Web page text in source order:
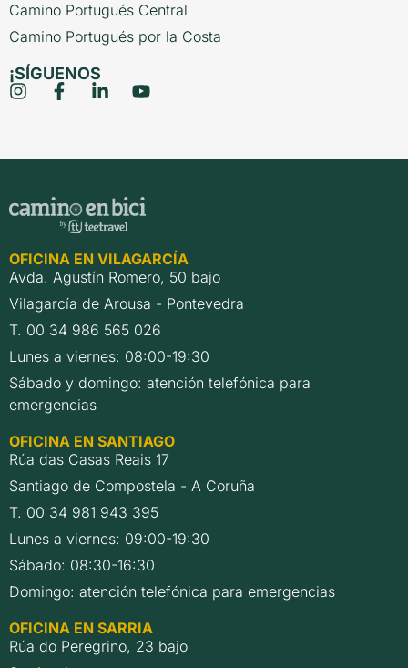
Camino Portugués Central
Camino Portugués por la Costa
¡SÍGUENOS
OFICINA EN VILAGARCÍA
Avda. Agustín Romero, 50 bajo
Vilagarcía de Arousa - Pontevedra
T. 00 34 986 565 026
Lunes a viernes: 08:00-19:30
Sábado y domingo: atención telefónica para
emergencias
OFICINA EN SANTIAGO
Rúa das Casas Reais 17
Santiago de Compostela - A Coruña
T. 00 34 981 943 395
Lunes a viernes: 09:00-19:30
Sábado: 08:30-16:30
Domingo: atención telefónica para emergencias
OFICINA EN SARRIA
Rúa do Peregrino, 23 bajo